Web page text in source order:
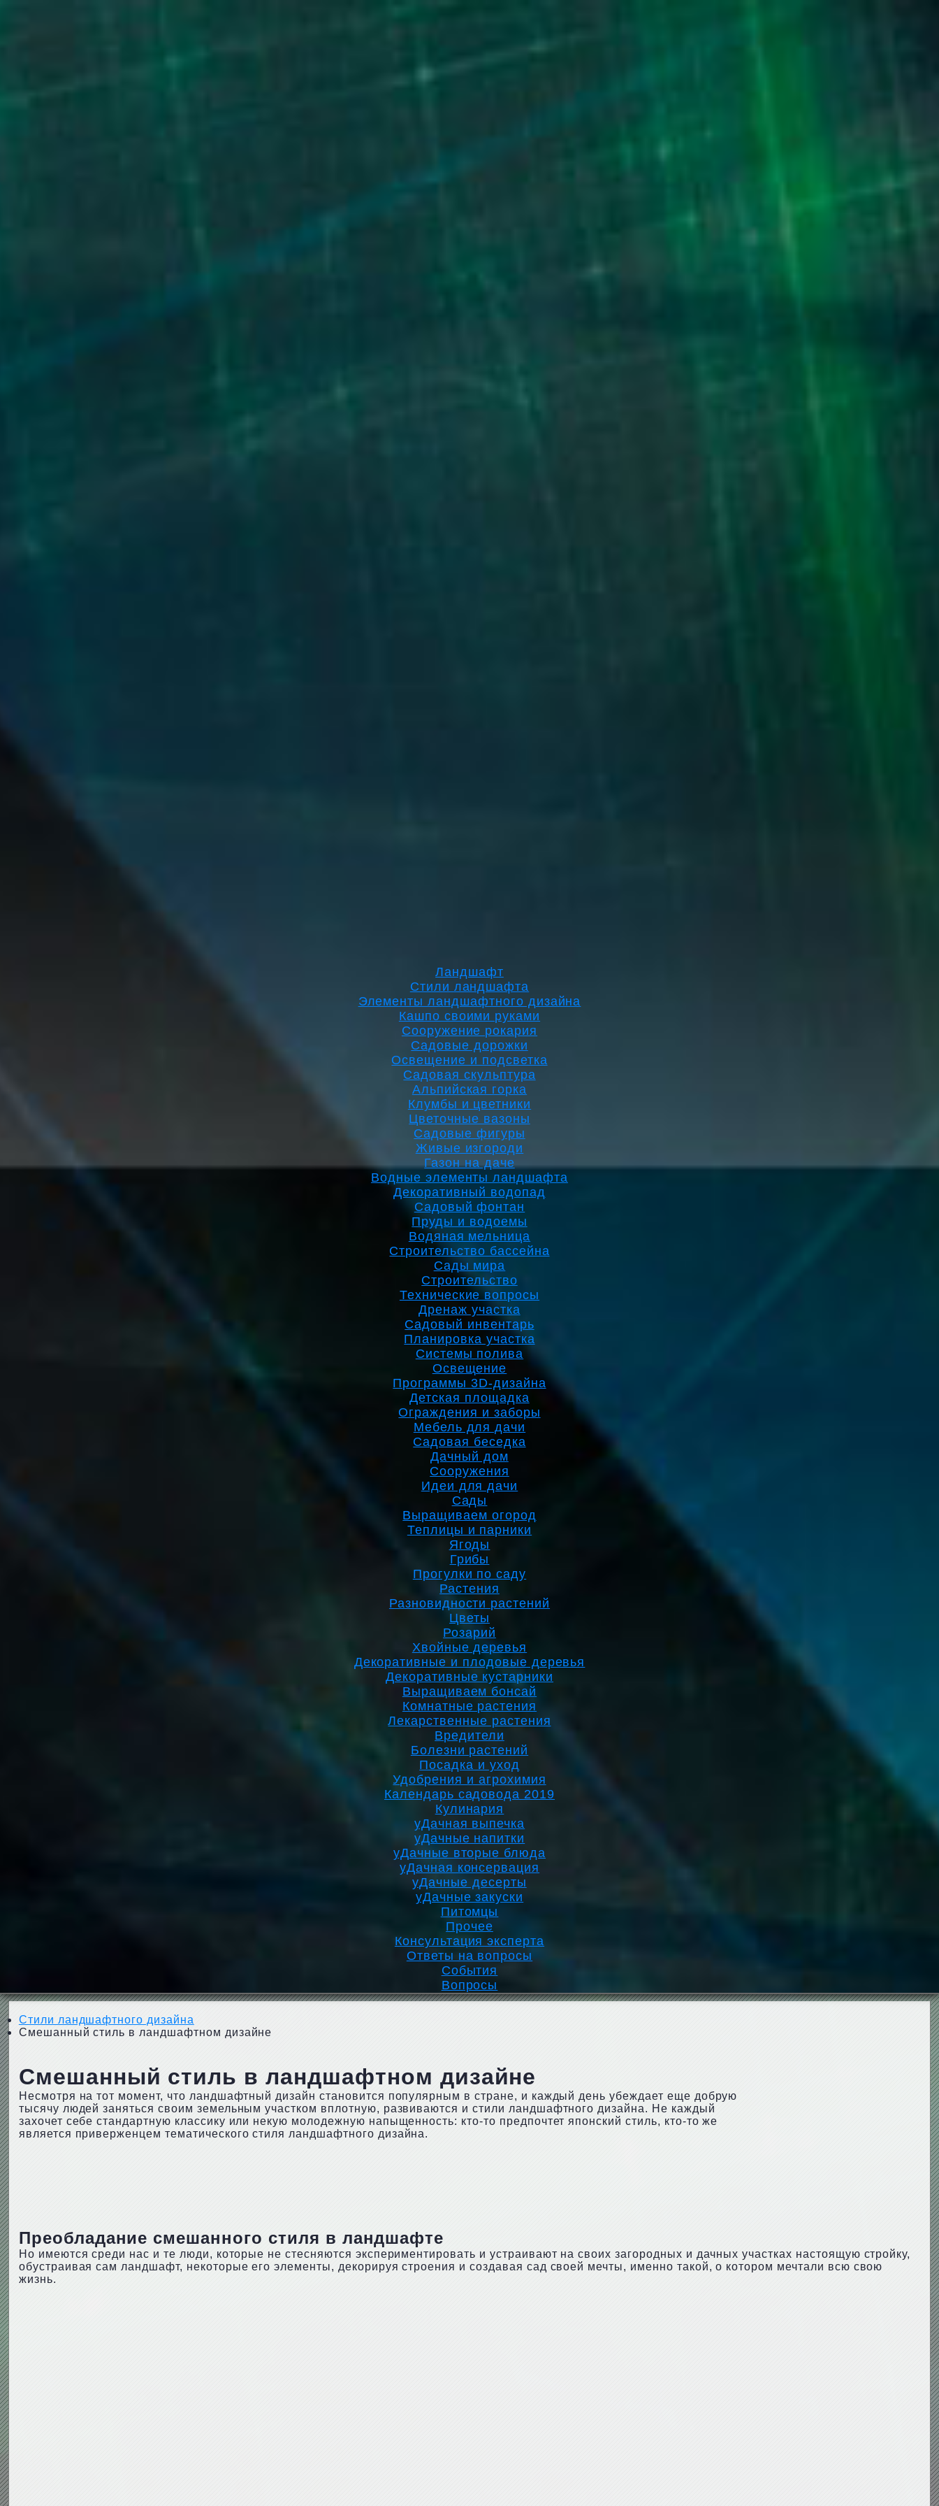
Ландшафт
Стили ландшафта
Элементы ландшафтного дизайна
Кашпо своими руками
Сооружение рокария
Садовые дорожки
Освещение и подсветка
Садовая скульптура
Альпийская горка
Клумбы и цветники
Цветочные вазоны
Садовые фигуры
Живые изгороди
Газон на даче
Водные элементы ландшафта
Декоративный водопад
Садовый фонтан
Пруды и водоемы
Водяная мельница
Строительство бассейна
Сады мира
Строительство
Технические вопросы
Дренаж участка
Садовый инвентарь
Планировка участка
Системы полива
Освещение
Программы 3D-дизайна
Детская площадка
Ограждения и заборы
Мебель для дачи
Садовая беседка
Дачный дом
Сооружения
Идеи для дачи
Сады
Выращиваем огород
Теплицы и парники
Ягоды
Грибы
Прогулки по саду
Растения
Разновидности растений
Цветы
Розарий
Хвойные деревья
Декоративные и плодовые деревья
Декоративные кустарники
Выращиваем бонсай
Комнатные растения
Лекарственные растения
Вредители
Болезни растений
Посадка и уход
Удобрения и агрохимия
Календарь садовода 2019
Кулинария
уДачная выпечка
уДачные напитки
уДачные вторые блюда
уДачная консервация
уДачные десерты
уДачные закуски
Питомцы
Прочее
Консультация эксперта
Ответы на вопросы
События
Вопросы
Стили ландшафтного дизайна
Смешанный стиль в ландшафтном дизайне
Смешанный стиль в ландшафтном дизайне
Несмотря на тот момент, что ландшафтный дизайн становится популярным в стране, и каждый день убеждает еще добрую
тысячу людей заняться своим земельным участком вплотную, развиваются и стили ландшафтного дизайна. Не каждый
захочет себе стандартную классику или некую молодежную напыщенность: кто-то предпочтет японский стиль, кто-то же
является приверженцем тематического стиля ландшафтного дизайна.
Преобладание смешанного стиля в ландшафте
Но имеются среди нас и те люди, которые не стесняются экспериментировать и устраивают на своих загородных и дачных участках настоящую стройку,
обустраивая сам ландшафт, некоторые его элементы, декорируя строения и создавая сад своей мечты, именно такой, о котором мечтали всю свою
жизнь.